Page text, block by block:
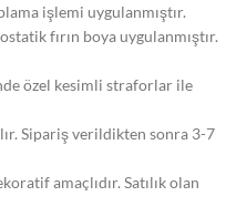
işlemi uygulanmıştır.
fırın boya uygulanmıştır.
özel kesimli straforlar ile
Sipariş verildikten sonra 3-7
amaçlıdır. Satılık olan